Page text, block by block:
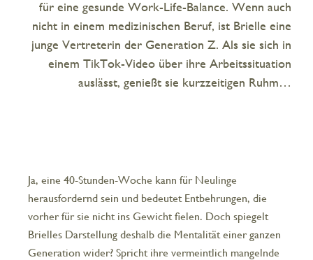
für eine gesunde Work-Life-Balance. Wenn auch
nicht in einem medizinischen Beruf, ist Brielle eine
junge Vertreterin der Generation Z. Als sie sich in
einem TikTok-Video über ihre Arbeitssituation
auslässt, genießt sie kurzzeitigen Ruhm…
Ja, eine 40-Stunden-Woche kann für Neulinge
herausfordernd sein und bedeutet Entbehrungen, die
vorher für sie nicht ins Gewicht fielen. Doch spiegelt
Brielles Darstellung deshalb die Mentalität einer ganzen
Generation wider? Spricht ihre vermeintlich mangelnde